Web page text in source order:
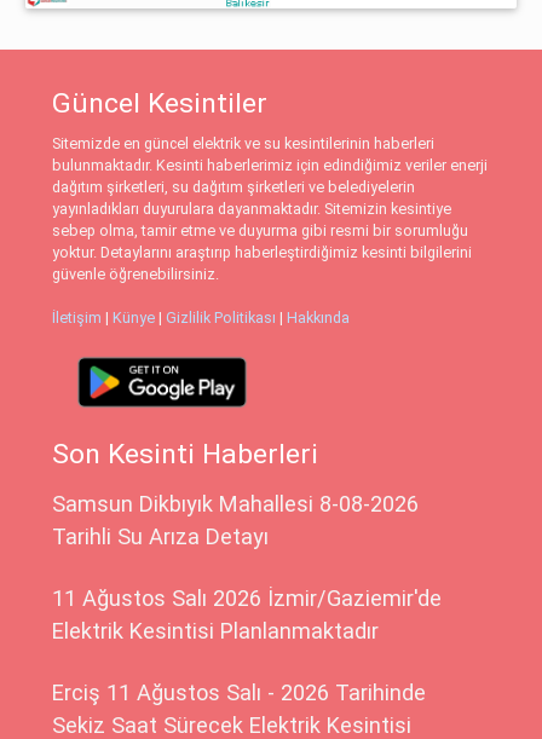
Güncel Kesintiler
Sitemizde en güncel elektrik ve su kesintilerinin haberleri
bulunmaktadır. Kesinti haberlerimiz için edindiğimiz veriler enerji
dağıtım şirketleri, su dağıtım şirketleri ve belediyelerin
yayınladıkları duyurulara dayanmaktadır. Sitemizin kesintiye
sebep olma, tamir etme ve duyurma gibi resmi bir sorumluğu
yoktur. Detaylarını araştırıp haberleştirdiğimiz kesinti bilgilerini
güvenle öğrenebilirsiniz.
İletişim | Künye | Gizlilik Politikası | Hakkında
Son Kesinti Haberleri
Samsun Dikbıyık Mahallesi 8-08-2026
Tarihli Su Arıza Detayı
11 Ağustos Salı 2026 İzmir/Gaziemir'de
Elektrik Kesintisi Planlanmaktadır
Erciş 11 Ağustos Salı - 2026 Tarihinde
Sekiz Saat Sürecek Elektrik Kesintisi